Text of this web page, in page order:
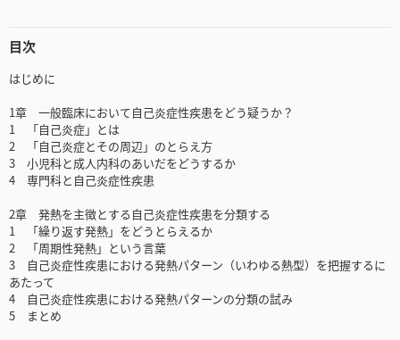
目次
はじめに
1章 一般臨床において自己炎症性疾患をどう疑うか？
1 「自己炎症」とは
2 「自己炎症とその周辺」のとらえ方
3 小児科と成人内科のあいだをどうするか
4 専門科と自己炎症性疾患
2章 発熱を主徴とする自己炎症性疾患を分類する
1 「繰り返す発熱」をどうとらえるか
2 「周期性発熱」という言葉
3 自己炎症性疾患における発熱パターン（いわゆる熱型）を把握するに
あたって
4 自己炎症性疾患における発熱パターンの分類の試み
5 まとめ